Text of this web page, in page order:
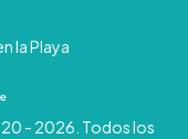
la Playa
- 2026. Todos los